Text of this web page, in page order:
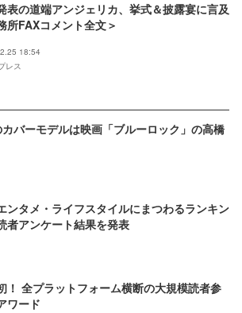
表の道端アンジェリカ、挙式＆披露宴に言及
所FAXコメント全文＞
18:54
レス
バーモデルは映画「ブルーロック」の高橋
ンタメ・ライフスタイルにまつわるランキン
者アンケート結果を発表
！ 全プラットフォーム横断の大規模読者参
ワード